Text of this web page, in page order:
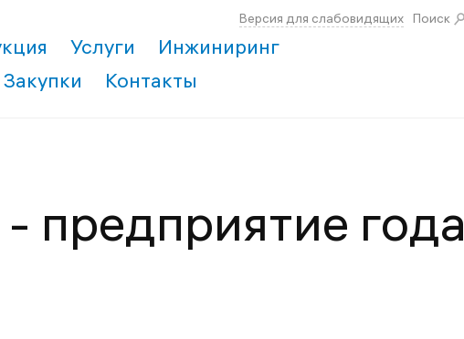
Услуги
Инжиниринг
Закупки Контакты
Версия для слабовидящих Поиск
предприятие года